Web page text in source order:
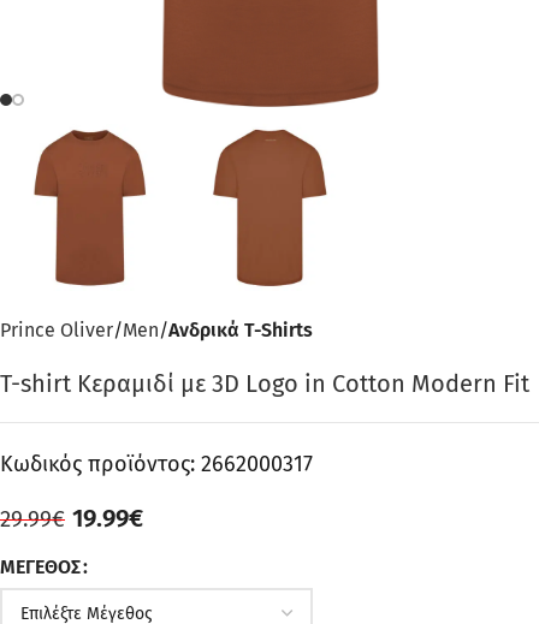
Prince Oliver Men Ανδρικά T-Shirts
T-shirt Κεραμιδί με 3D Logo in Cotton Modern Fit
Κωδικός προϊόντος: 2662000317
29.99€ 19.99€
ΜΈΓΕΘΟΣ